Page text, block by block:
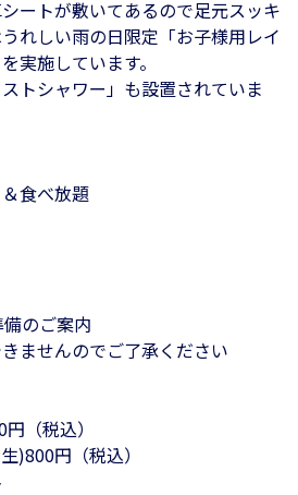
ートが敷いてあるので足元スッキ
れしい雨の日限定「お子様用レイ
実施しています。
シャワー」も設置されていま
食べ放題
のご案内
ませんのでご了承ください
（税込）
)800円（税込）